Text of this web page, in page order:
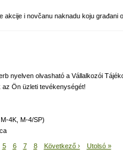
i novčanu naknadu koju građani
nyelven olvasható a Vállalkozói
Ön üzleti tevékenységét!
4K, M-4/SP)
5 6 7 8 Következő › Utolsó »